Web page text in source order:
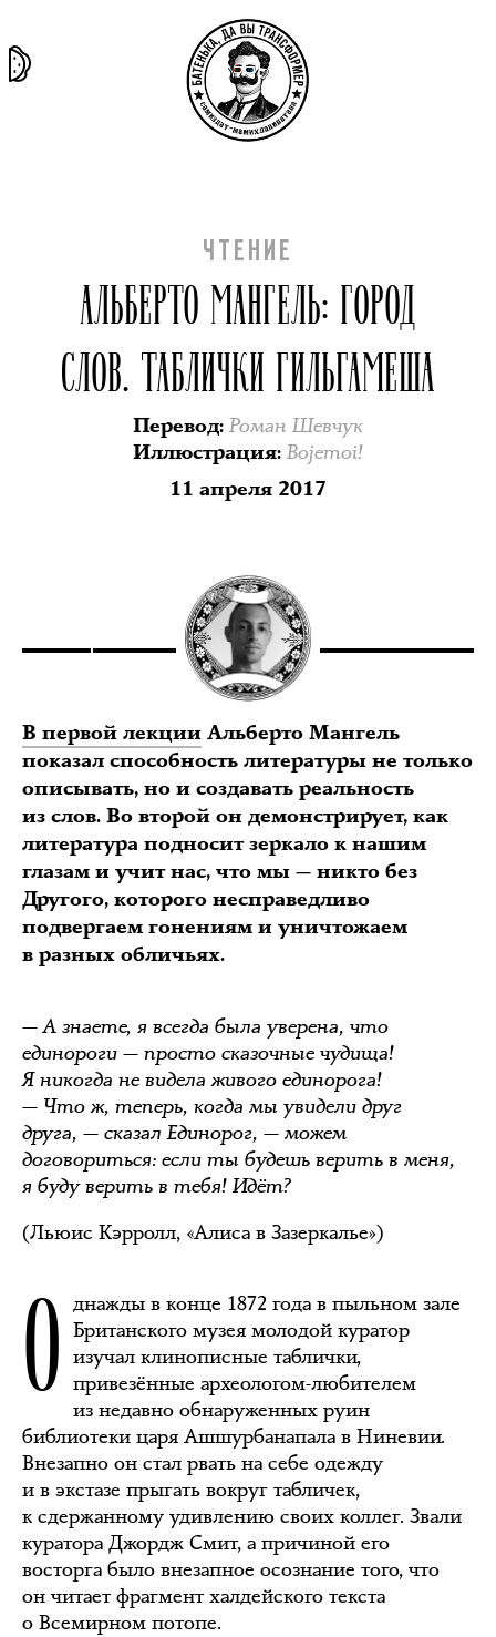
ЧТЕНИЕ
АЛЬБЕРТО МАНГЕЛЬ: ГОРОД
СЛОВ. ТАБЛИЧКИ ГИЛЬГАМЕША
Перевод: Роман Шевчук
Иллюстрация: Bojemoi!
11 апреля 2017
В первой лекции Альберто Мангель
показал способность литературы не только
описывать, но и создавать реальность
из слов. Во второй он демонстрирует, как
литература подносит зеркало к нашим
глазам и учит нас, что мы — никто без
Другого, которого несправедливо
подвергаем гонениям и уничтожаем
в разных обличьях.
— А знаете, я всегда была уверена, что
единороги — просто сказочные чудища!
Я никогда не видела живого единорога!
— Что ж, теперь, когда мы увидели друг
друга, — сказал Единорог, — можем
договориться: если ты будешь верить в меня,
я буду верить в тебя! Идёт?
(Льюис Кэрролл, «Алиса в Зазеркалье»)
О днажды в конце 1872 года в пыльном зале
Британского музея молодой куратор
изучал клинописные таблички,
привезённые археологом-любителем
из недавно обнаруженных руин
библиотеки царя Ашшурбанапала в Ниневии.
Внезапно он стал рвать на себе одежду
и в экстазе прыгать вокруг табличек,
к сдержанному удивлению своих коллег. Звали
куратора Джордж Смит, а причиной его
восторга было внезапное осознание того, что
он читает фрагмент халдейского текста
о Всемирном потопе.